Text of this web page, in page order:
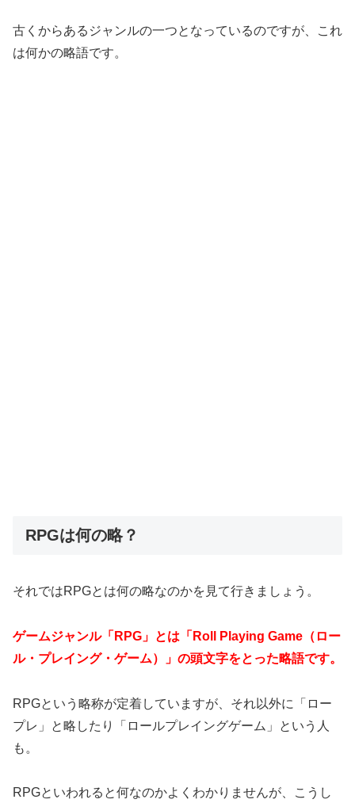
古くからあるジャンルの一つとなっているのですが、これ
は何かの略語です。
RPGは何の略？
それではRPGとは何の略なのかを見て行きましょう。
ゲームジャンル「RPG」とは「Roll Playing Game（ロー
ル・プレイング・ゲーム）」の頭文字をとった略語です。
RPGという略称が定着していますが、それ以外に「ロー
プレ」と略したり「ロールプレイングゲーム」という人
も。
RPGといわれると何なのかよくわかりませんが、こうし